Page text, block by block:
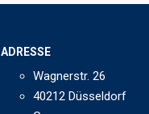
ADRESSE
Wagnerstr. 26
40212 Düsseldorf